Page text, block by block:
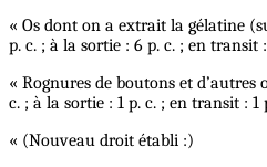
« Os dont on a extrait la gélatine
p. c. ; à la sortie : 6 p. c. ; en transit :
« Rognures de boutons et d’autres
c. ; à la sortie : 1 p. c. ; en transit : 1
« (Nouveau droit établi :)